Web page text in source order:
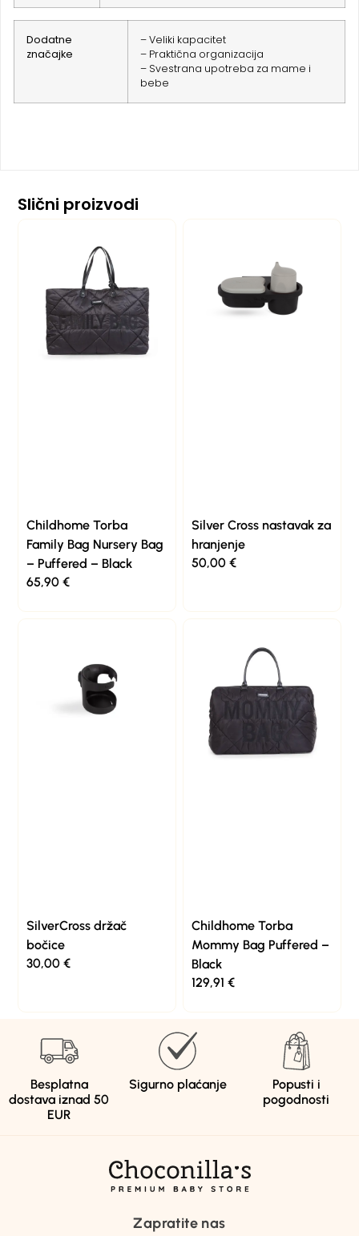
Dodatne
značajke
– Veliki kapacitet
– Praktična organizacija
– Svestrana upotreba za mame i
bebe
Slični proizvodi
Childhome Torba
Family Bag Nursery Bag
– Puffered – Black
65,90€
Silver Cross nastavak za
hranjenje
50,00 €
SilverCross držač
bočice
30,00€
Childhome Torba
Mommy Bag Puffered –
Black
129,91 €
Besplatna
dostava iznad 50
EUR
Sigurno plaćanje
Popusti i
pogodnosti
Zapratite nas